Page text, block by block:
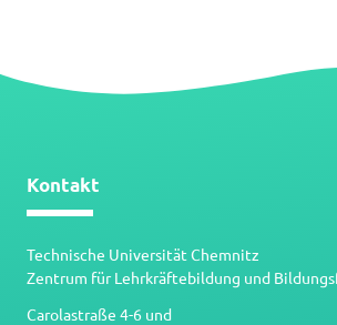
Kontakt
Technische Universität Chemnitz
Zentrum für Lehrkräftebildung und
Carolastraße 4-6 und